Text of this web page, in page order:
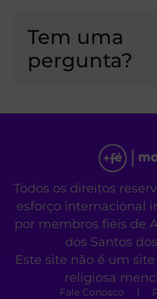
Tem uma
pergunta?
Todos os direitos
esforço internacional
por membros fiéis de
dos Santos
Este site não é um
religiosa
Fale Conosco